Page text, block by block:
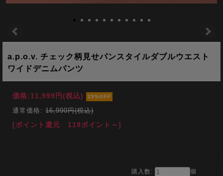
a.p.o.v. チェック柄見せパンスタイルダブルウエスト
ワイドデニムパンツ
価格:11,999円(税込) 29%OFF
通常価格: 16,990円(税込)
[ポイント還元 119ポイント～]
購入数: 個